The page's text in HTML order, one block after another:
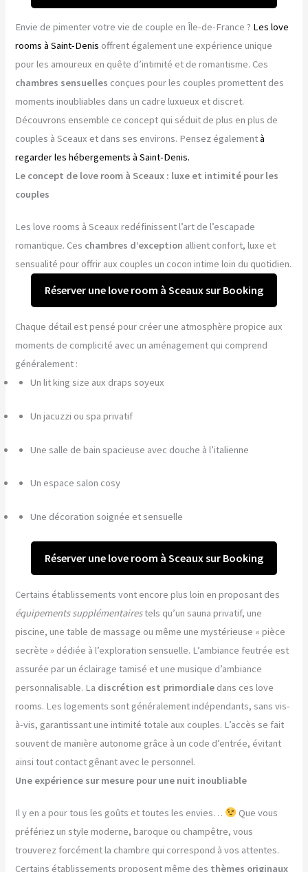
Envie de pimenter votre vie de couple en Île-de-France ? Les love
rooms à Saint-Denis offrent également une expérience unique
pour les amoureux en quête d’intimité et de romantisme. Ces
chambres sensuelles conçues pour les couples promettent des
moments inoubliables dans un cadre luxueux et discret.
Découvrons ensemble ce concept qui séduit de plus en plus de
couples à Sceaux et dans ses environs. Pensez égalementà
regarder les hébergements à Saint-Denis.
Le concept de love room à Sceaux : luxe et intimité pour les
couples
Les love rooms à Sceaux redéfinissent l’art de l’escapade
romantique. Ces chambres d’exception allient confort, luxe et
sensualité pour offrir aux couples un cocon intime loin du quotidien.
Réserver une love room à Sceaux sur Booking
Chaque détail est pensé pour créer une atmosphère propice aux
moments de complicité avec un aménagement qui comprend
généralement :
Un lit king size aux draps soyeux
Un jacuzzi ou spa privatif
Une salle de bain spacieuse avec douche à l’italienne
Un espace salon cosy
Une décoration soignée et sensuelle
Réserver une love room à Sceaux sur Booking
Certains établissements vont encore plus loin en proposant des
équipements supplémentairestels qu’un sauna privatif, une
piscine, une table de massage ou même une mystérieuse « pièce
secrète » dédiée à l’exploration sensuelle. L’ambiance feutrée est
assurée par un éclairage tamisé et une musique d’ambiance
personnalisable. La discrétion est primordiale dans ces love
rooms. Les logements sont généralement indépendants, sans vis-
à-vis, garantissant une intimité totale aux couples. L’accès se fait
souvent de manière autonome grâce à un code d’entrée, évitant
ainsi tout contact gênant avec le personnel.
Une expérience sur mesure pour une nuit inoubliable
Il y en a pour tous les goûts et toutes les envies…
Que vous
préfériez un style moderne, baroque ou champêtre, vous
trouverez forcément la chambre qui correspond à vos attentes.
Certains établissements proposent même des thèmes originaux